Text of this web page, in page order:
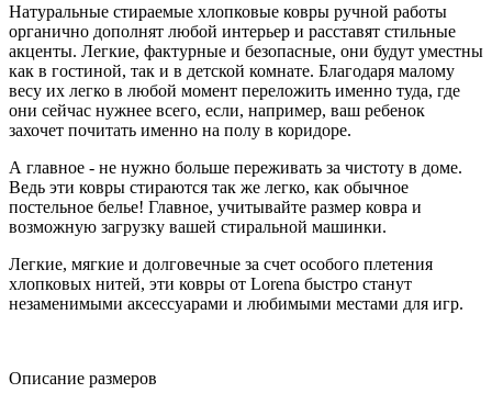
Натуральные стираемые хлопковые ковры ручной работы
органично дополнят любой интерьер и расставят стильные
акценты. Легкие, фактурные и безопасные, они будут уместны
как в гостиной, так и в детской комнате. Благодаря малому
весу их легко в любой момент переложить именно туда, где
они сейчас нужнее всего, если, например, ваш ребенок
захочет почитать именно на полу в коридоре.
А главное - не нужно больше переживать за чистоту в доме.
Ведь эти ковры стираются так же легко, как обычное
постельное белье! Главное, учитывайте размер ковра и
возможную загрузку вашей стиральной машинки.
Легкие, мягкие и долговечные за счет особого плетения
хлопковых нитей, эти ковры от Lorena быстро станут
незаменимыми аксессуарами и любимыми местами для игр.
Описание размеров